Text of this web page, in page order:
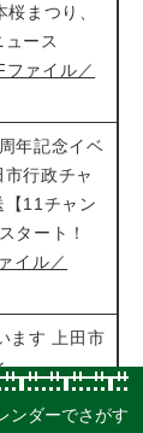
ンダーでさがす
まつり、
ース
ァイル／
年記念イベ
行政チャ
【11チャン
タート！
イル／
ます 上田市
ァイル／